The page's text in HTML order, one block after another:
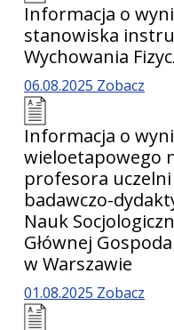
Informacja o
stanowiska
Wychowania
06.08.2025 Zobacz
Informacja o
wieloetapowego
profesora
badawczo-
Nauk
Głównej
w Warszawie
01.08.2025 Zobacz